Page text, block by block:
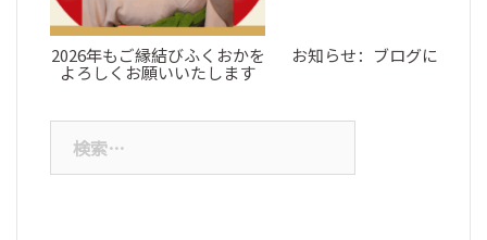
2026年もご縁結びふくおかを
よろしくお願いいたします
お知らせ：ブログについて
索: